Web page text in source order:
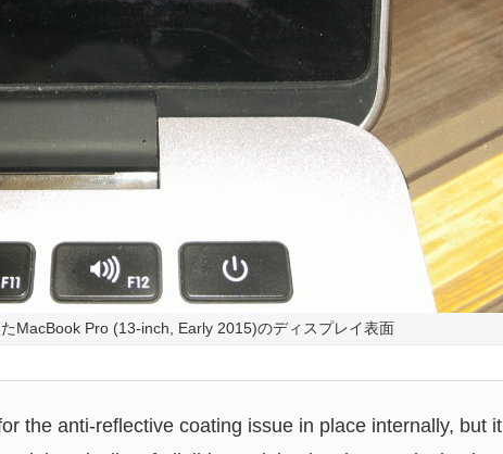
MacBook Pro (13-inch, Early 2015)のディスプレイ表面
the anti-reflective coating issue in place internally, but it